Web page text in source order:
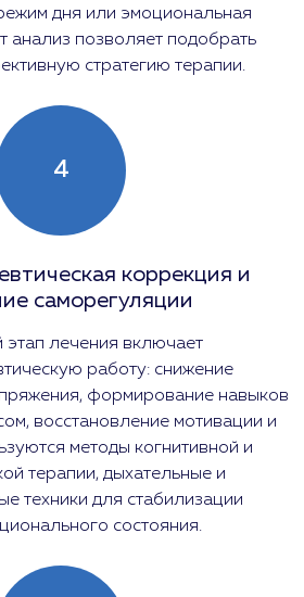
дня или эмоциональная
анализ позволяет подобрать
стратегию терапии.
4
коррекция и
саморегуляции
лечения включает
работу: снижение
формирование навыков
восстановление мотивации и
методы когнитивной и
терапии, дыхательные и
техники для стабилизации
состояния.